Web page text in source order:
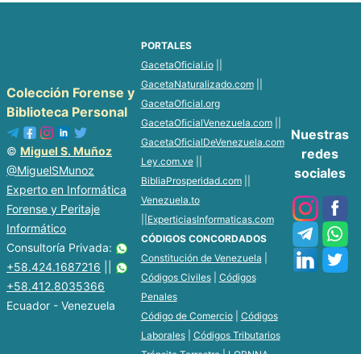
Colección Forense y
Biblioteca Personal
© Miguel S. Muñoz
@MiguelSMunoz
Experto en Informática
Forense y Peritaje
Informático
Consultoría Privada:
+58.424.1687216
+58.412.8035366
Ecuador - Venezuela
PORTALES
GacetaOficial.io||
GacetaNaturalizado.com||
GacetaOficial.org
GacetaOficialVenezuela.com||
GacetaOficialDeVenezuela.com
Ley.com.ve||
BibliaProsperidad.com||
Venezuela.to
ExperticiasInformaticas.com
CÓDIGOS CONCORDADOS
Constitución de Venezuela
Códigos Civiles| Códigos
Penales
Código de Comercio| Códigos
Laborales| Códigos Tributarios
Nuestras
redes
sociales